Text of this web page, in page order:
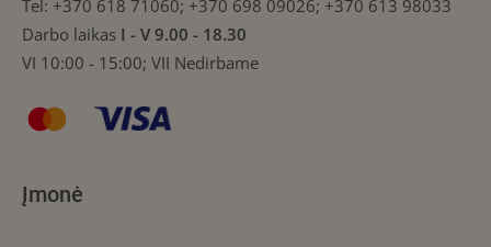
Tel: +370 618 71060; +370 698 09026; +370 613 98033
Darbo laikas I - V 9.00 - 18.30
VI 10:00 - 15:00; VII Nedirbame
Įmonė